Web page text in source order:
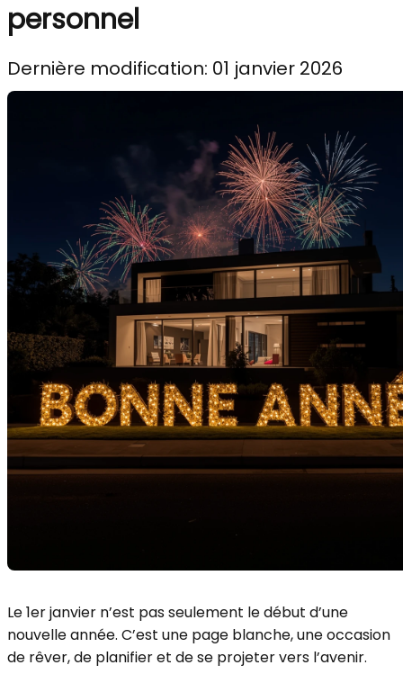
personnel
Dernière modification: 01 janvier 2026
Le 1er janvier n’est pas seulement le début d’une
nouvelle année. C’est une page blanche, une occasion
de rêver, de planifier et de se projeter vers l’avenir.